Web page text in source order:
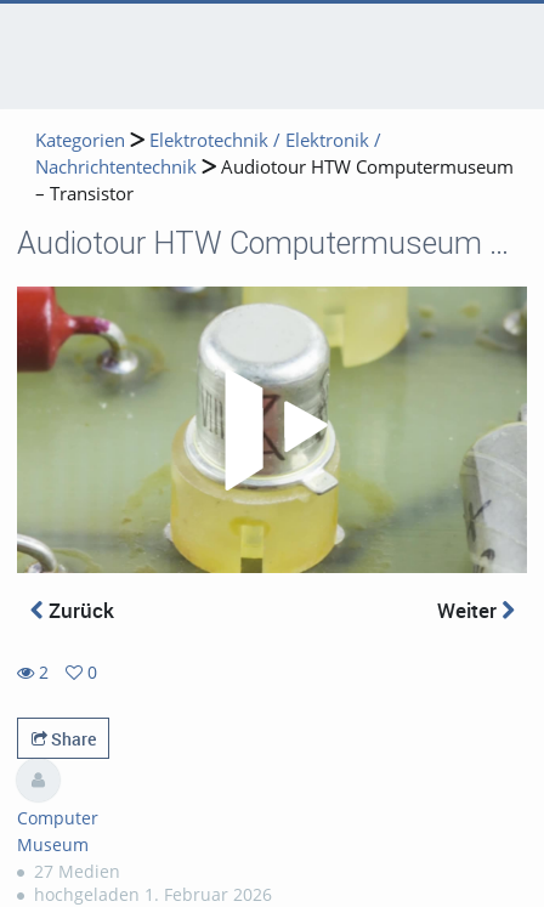
Kategorien
Elektrotechnik / Elektronik /
Nachrichtentechnik
Audiotour HTW Computermuseum
– Transistor
Audiotour HTW Computermuseum – Transistor
Zurück Weiter
2
views
0
favorites
Share
Computer
Museum
27 Medien
hochgeladen 1. Februar 2026